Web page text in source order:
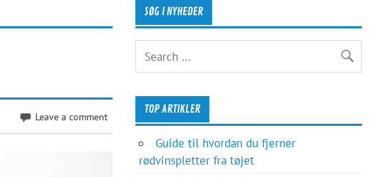
Leave a comment
SØG I NYHEDER
TOP ARTIKLER
Guide til hvordan du fjerner
rødvinspletter fra tøjet